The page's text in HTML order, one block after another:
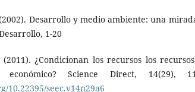
Desarrollo y medio ambiente: una
1-20
(2011). ¿Condicionan los recursos los
económico? Science Direct, 14(29),
10.22395/seec.v14n29a6